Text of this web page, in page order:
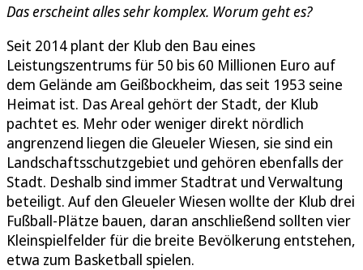
Das erscheint alles sehr komplex. Worum geht es?
Seit 2014 plant der Klub den Bau eines
Leistungszentrums für 50 bis 60 Millionen Euro auf
dem Gelände am Geißbockheim, das seit 1953 seine
Heimat ist. Das Areal gehört der Stadt, der Klub
pachtet es. Mehr oder weniger direkt nördlich
angrenzend liegen die Gleueler Wiesen, sie sind ein
Landschaftsschutzgebiet und gehören ebenfalls der
Stadt. Deshalb sind immer Stadtrat und Verwaltung
beteiligt. Auf den Gleueler Wiesen wollte der Klub drei
Fußball-Plätze bauen, daran anschließend sollten vier
Kleinspielfelder für die breite Bevölkerung entstehen,
etwa zum Basketball spielen.